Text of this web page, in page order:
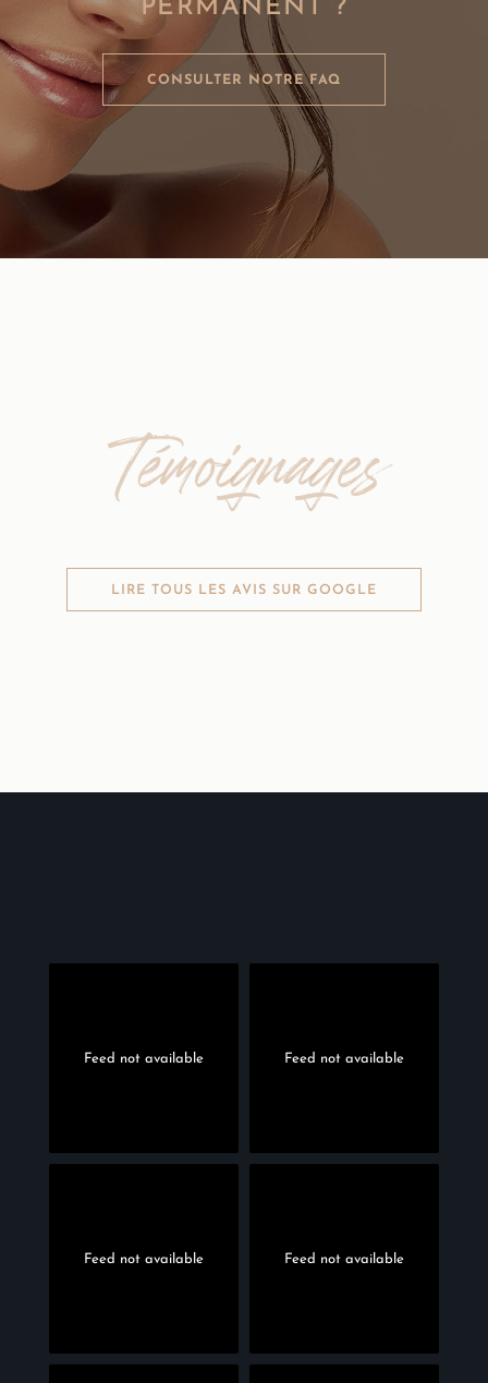
CONSULTER NOTRE FAQ
Témoignages
LIRE TOUS LES AVIS SUR GOOGLE
Feed not available Feed not available
Feed not available Feed not available